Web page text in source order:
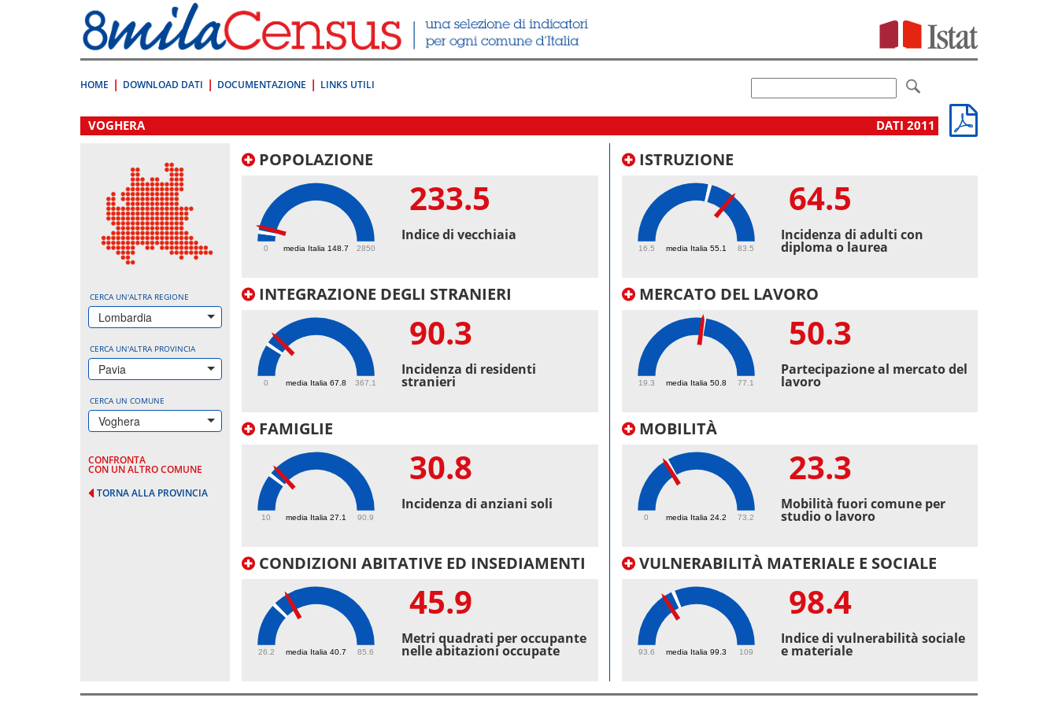
direttamente
a:
Contenuto
HOME DOWNLOAD DATI DOCUMENTAZIONE LINKS UTILI
.
VOGHERA DATI 2011
CERCA UN'ALTRA REGIONE
Lombardia
CERCA UN'ALTRA PROVINCIA
Pavia
CERCA UN COMUNE
Voghera
CONFRONTA
CON UN ALTRO COMUNE
TORNA ALLA PROVINCIA
POPOLAZIONE
media Italia 148.7
0 2850
233.5
Indice di vecchiaia
INTEGRAZIONE DEGLI STRANIERI
media Italia 67.8
0 367.1
90.3
Incidenza di residenti
stranieri
FAMIGLIE
media Italia 27.1
10 90.9
30.8
Incidenza di anziani soli
CONDIZIONI ABITATIVE ED INSEDIAMENTI
media Italia 40.7
26.2 85.6
45.9
Metri quadrati per occupante
nelle abitazioni occupate
ISTRUZIONE
media Italia 55.1
16.5 83.5
64.5
Incidenza di adulti con
diploma o laurea
MERCATO DEL LAVORO
media Italia 50.8
19.3 77.1
50.3
Partecipazione al mercato del
lavoro
MOBILITÀ
media Italia 24.2
0 73.2
23.3
Mobilità fuori comune per
studio o lavoro
VULNERABILITÀ MATERIALE E SOCIALE
media Italia 99.3
93.6 109
98.4
Indice di vulnerabilità sociale
e materiale